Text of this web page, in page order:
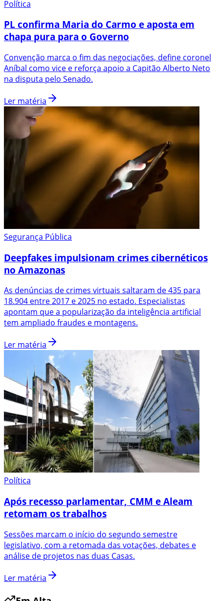
Política
PL confirma Maria do Carmo e aposta em
chapa pura para o Governo
Convenção marca o fim das negociações, define coronel
Aníbal como vice e reforça apoio a Capitão Alberto Neto
na disputa pelo Senado.
Ler matéria
Segurança Pública
Deepfakes impulsionam crimes cibernéticos
no Amazonas
As denúncias de crimes virtuais saltaram de 435 para
18.904 entre 2017 e 2025 no estado. Especialistas
apontam que a popularização da inteligência artificial
tem ampliado fraudes e montagens.
Ler matéria
Política
Após recesso parlamentar, CMM e Aleam
retomam os trabalhos
Sessões marcam o início do segundo semestre
legislativo, com a retomada das votações, debates e
análise de projetos nas duas Casas.
Ler matéria